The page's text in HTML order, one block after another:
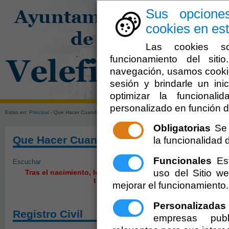
Sus
cookies en
Las cookies
funcionamiento del
navegación, usamos
sesión y brindarle un
optimizar la
personalizado en función
Obligatorias
la funcionalidad
Funcionales
uso del Sitio
mejorar el funcionamiento.
Personalizadas
empresas
El
Estas en: Principal - Que Hacer Cuando: Nace una Persona
Que Hacer Cuando: Nace una Persona
Escuchar
Tras el nacimiento, los padres deben cumplimentar una
trámites administrativos:
Registro Civil